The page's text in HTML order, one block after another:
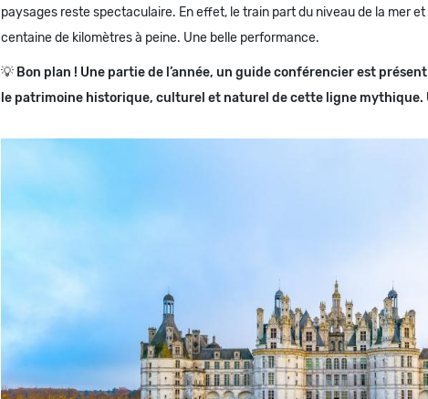
paysages reste spectaculaire. En effet, le train part du niveau de la mer
centaine de kilomètres à peine. Une belle performance.
💡 Bon plan ! Une partie de l’année, un guide conférencier est
le patrimoine historique, culturel et naturel de cette ligne mythique.